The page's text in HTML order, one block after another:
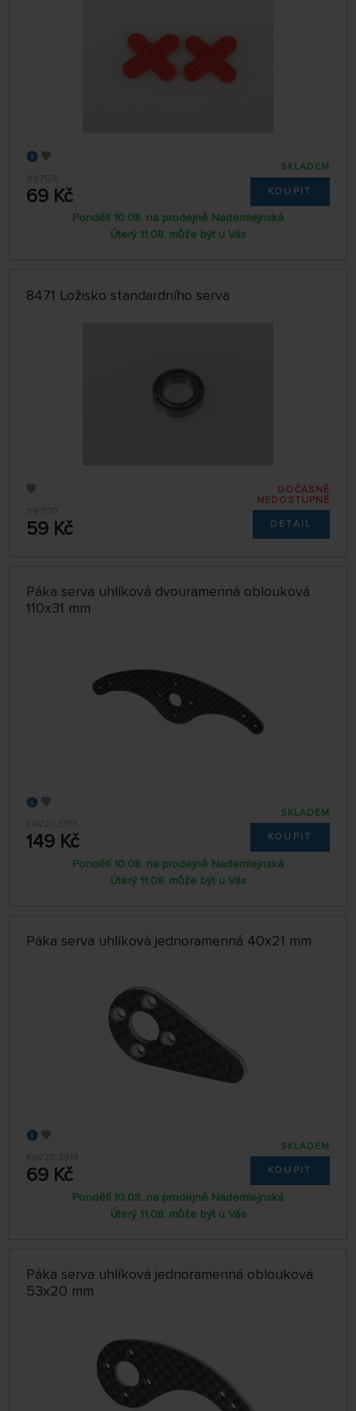
1HI7124
69 Kč
SKLADEM
KOUPIT
Pondělí 10.08. na prodejně Nademlejnská
Úterý 11.08. může být u Vás
8471 Ložisko standardního serva
1HI7170
59 Kč
DOČASNĚ
NEDOSTUPNÉ
DETAIL
Páka serva uhlíková dvouramenná oblouková
110x31 mm
KAV20.3915
149 Kč
SKLADEM
KOUPIT
Pondělí 10.08. na prodejně Nademlejnská
Úterý 11.08. může být u Vás
Páka serva uhlíková jednoramenná 40x21 mm
KAV20.3914
69 Kč
SKLADEM
KOUPIT
Pondělí 10.08. na prodejně Nademlejnská
Úterý 11.08. může být u Vás
Páka serva uhlíková jednoramenná oblouková
53x20 mm